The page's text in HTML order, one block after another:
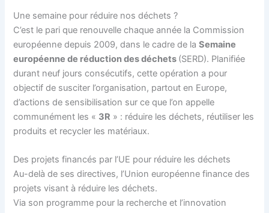
Une semaine pour réduire nos déchets ?
C’est le pari que renouvelle chaque année la Commission
européenne depuis 2009, dans le cadre de laSemaine
européenne de réduction des déchets (SERD). Planifiée
durant neuf jours consécutifs, cette opération a pour
objectif de susciter l’organisation, partout en Europe,
d’actions de sensibilisation sur ce que l’on appelle
communément les « 3R » : réduire les déchets, réutiliser les
produits et recycler les matériaux.
Des projets financés par l’UE pour réduire les déchets
Au-delà de ses directives, l’Union européenne finance des
projets visant à réduire les déchets.
Via son programme pour la recherche et l’innovation